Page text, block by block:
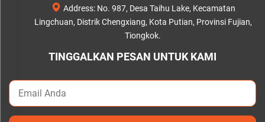
Address: No. 987, Desa Taihu Lake, Kecamatan
Lingchuan, Distrik Chengxiang, Kota Putian, Provinsi Fujian,
Tiongkok.
TINGGALKAN PESAN UNTUK KAMI